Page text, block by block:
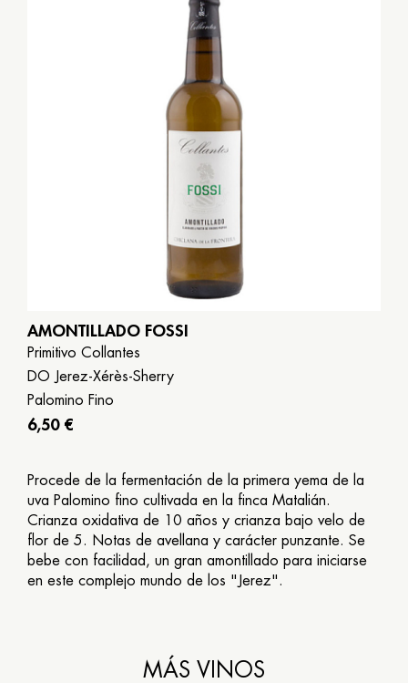
AMONTILLADO FOSSI
Primitivo Collantes
DO Jerez-Xérès-Sherry
Palomino Fino
6,50 €
Procede de la fermentación de la primera yema de la
uva Palomino fino cultivada en la finca Matalián.
Crianza oxidativa de 10 años y crianza bajo velo de
flor de 5. Notas de avellana y carácter punzante. Se
bebe con facilidad, un gran amontillado para iniciarse
en este complejo mundo de los "Jerez".
MÁS VINOS